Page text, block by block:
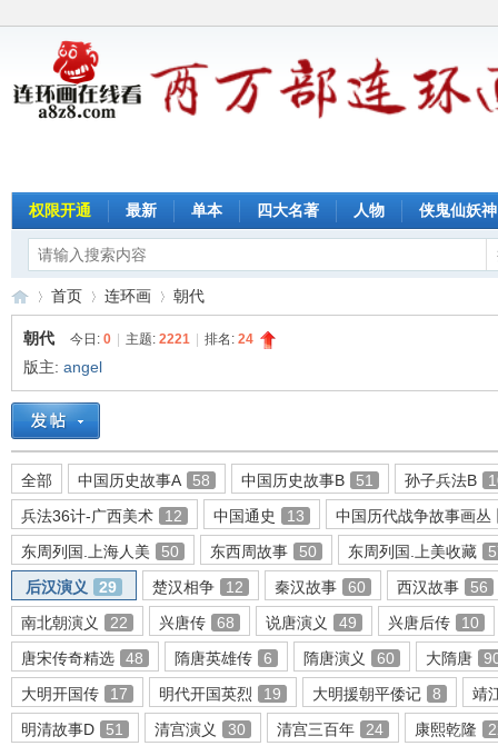
权限开通 最新 单本 四大名著 人物 侠鬼仙妖神
连
环
»
首页
›
连环画
›
朝代
朝代 今日: 0 主题: 2221 排名: 24
版主: angel
全部 中国历史故事A 58 中国历史故事B 51 孙子兵法B
兵法36计-广西美术
12 中国通史 13
中国历代战争故事画丛
东周列国.上海人美
50 东西周故事 50 东周列国.上美收藏
后汉演义
29 楚汉相争 12 秦汉故事 60 西汉故事
56
南北朝演义
22 兴唐传 68 说唐演义 49 兴唐后传
10
唐宋传奇精选
48 隋唐英雄传 6 隋唐演义 60 大隋唐
大明开国传
17 明代开国英烈 19 大明援朝平倭记 8
靖
明清故事D
51 清宫演义 30 清宫三百年 24 康熙乾隆